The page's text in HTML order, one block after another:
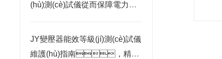
(hù)測(cè)試儀從而保障電力系
(yùn)行
JY變壓器能效等級(jí)測(cè)試儀
維護(hù)指南，精準